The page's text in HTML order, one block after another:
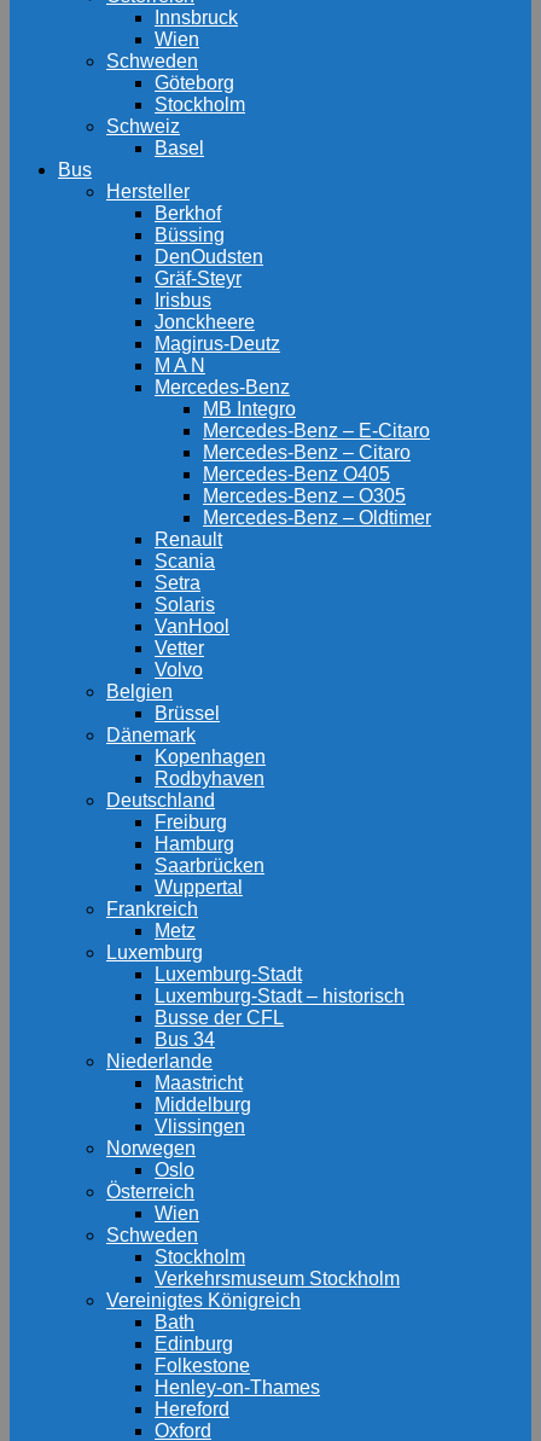
Innsbruck
Wien
Schweden
Göteborg
Stockholm
Schweiz
Basel
Bus
Hersteller
Berkhof
Büssing
DenOudsten
Gräf-Steyr
Irisbus
Jonckheere
Magirus-Deutz
M A N
Mercedes-Benz
MB Integro
Mercedes-Benz – E-Citaro
Mercedes-Benz – Citaro
Mercedes-Benz O405
Mercedes-Benz – O305
Mercedes-Benz – Oldtimer
Renault
Scania
Setra
Solaris
VanHool
Vetter
Volvo
Belgien
Brüssel
Dänemark
Kopenhagen
Rodbyhaven
Deutschland
Freiburg
Hamburg
Saarbrücken
Wuppertal
Frankreich
Metz
Luxemburg
Luxemburg-Stadt
Luxemburg-Stadt – historisch
Busse der CFL
Bus 34
Niederlande
Maastricht
Middelburg
Vlissingen
Norwegen
Oslo
Österreich
Wien
Schweden
Stockholm
Verkehrsmuseum Stockholm
Vereinigtes Königreich
Bath
Edinburg
Folkestone
Henley-on-Thames
Hereford
Oxford